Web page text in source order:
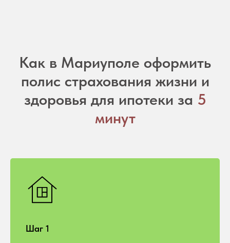
Как в Мариуполе оформить
полис страхования жизни и
здоровья для ипотеки за 5
минут
Шаг 1